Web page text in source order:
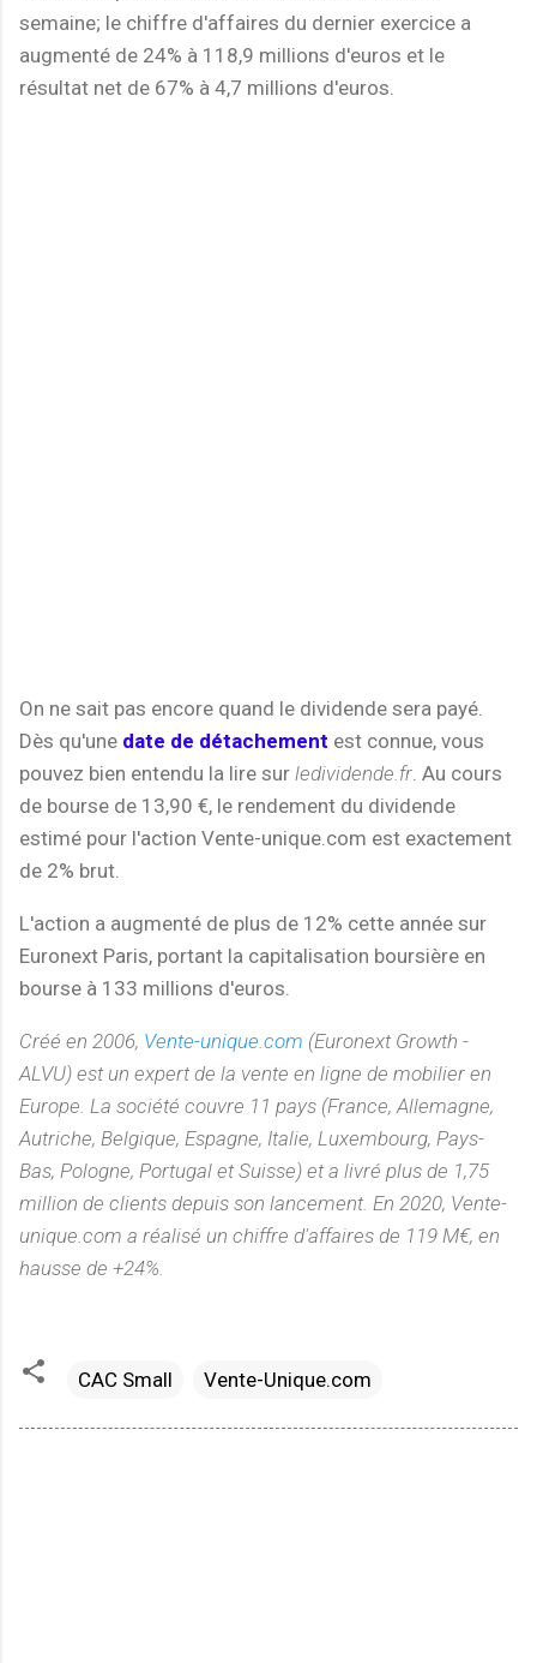
semaine; le chiffre d'affaires du dernier exercice a
augmenté de 24% à 118,9 millions d'euros et le
résultat net de 67% à 4,7 millions d'euros.
On ne sait pas encore quand le dividende sera payé.
Dès qu'une date de détachement est connue, vous
pouvez bien entendu la lire sur ledividende.fr . Au cours
de bourse de 13,90 €, le rendement du dividende
estimé pour l'action Vente-unique.com est exactement
de 2% brut.
L'action a augmenté de plus de 12% cette année sur
Euronext Paris, portant la capitalisation boursière en
bourse à 133 millions d'euros.
Créé en 2006, Vente-unique.com (Euronext Growth -
ALVU) est un expert de la vente en ligne de mobilier en
Europe. La société couvre 11 pays (France, Allemagne,
Autriche, Belgique, Espagne, Italie, Luxembourg, Pays-
Bas, Pologne, Portugal et Suisse) et a livré plus de 1,75
million de clients depuis son lancement. En 2020, Vente-
unique.com a réalisé un chiffre d'affaires de 119 M€, en
hausse de +24%.
CAC Small Vente-Unique.com